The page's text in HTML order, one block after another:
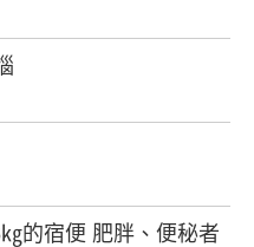
的宿便 肥胖、便秘者